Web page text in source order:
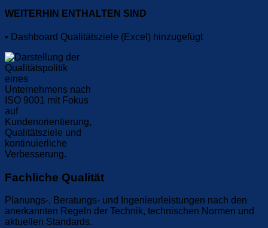
WEITERHIN ENTHALTEN SIND
• Dashboard Qualitätsziele (Excel) hinzugefügt
Fachliche Qualität
Planungs-, Beratungs- und Ingenieurleistungen nach den
anerkannten Regeln der Technik, technischen Normen und
aktuellen Standards.